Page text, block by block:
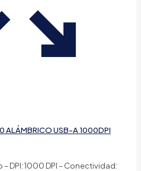
ALÁMBRICO USB-A 1000DPI
DPI: 1000 DPI – Conectividad: